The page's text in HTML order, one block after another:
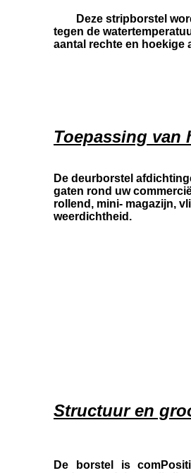
Deze stripborstel
tegen de
aantal rechte en hoekige
Toepassing van
De deurborstel
gaten rond uw
rollend, mini- magazijn,
weerdichtheid.
Structuur en
De borstel is com